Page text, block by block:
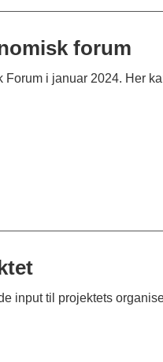
forum
i januar 2024. Her
input til projektets